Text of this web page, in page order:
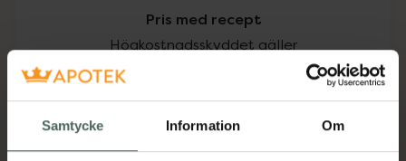
Samtycke Information Om
Pris med recept
Högkostnadsskyddet gäller
3141,38 kr
I apotek:3141,38 kr